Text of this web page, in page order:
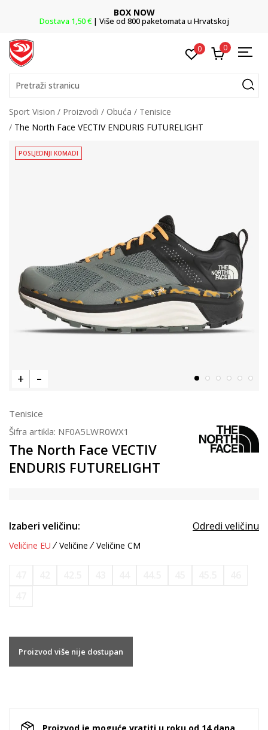
BOX NOW
Dostava 1,50 €| Više od 800 paketomata u Hrvatskoj
0 0
Pretraži stranicu
Sport Vision Proizvodi Obuća
Tenisice
The North Face VECTIV ENDURIS FUTURELIGHT
POSLJEDNJI KOMADI
Tenisice
Šifra artikla: NF0A5LWR0WX1
The North Face VECTIV
ENDURIS FUTURELIGHT
Izaberi veličinu: Odredi veličinu
Veličine EU Veličine Veličine CM
Proizvod više nije dostupan
Proizvod je moguće vratiti u roku od 14 dana